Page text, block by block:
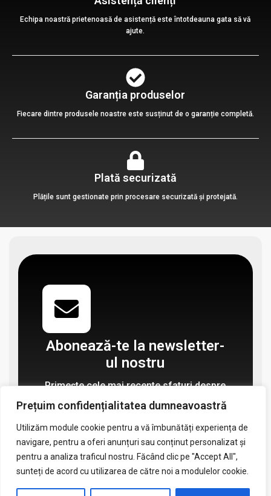
Prețuim confidențialitatea dumneavoastră
Utilizăm module cookie pentru a vă îmbunătăți experiența de
navigare, pentru a oferi anunțuri sau conținut personalizat și
pentru a analiza traficul nostru. Făcând clic pe "Accept All",
sunteți de acord cu utilizarea de către noi a modulelor cookie.
Echipa noastră prietenoasă de asistență este întotdeauna gata să vă
ajute.
Garanția produselor
Fiecare dintre produsele noastre este susținut de o garanție completă.
Plată securizată
Plățile sunt gestionate prin procesare securizată și protejată.
Abonează-te la newsletter-
ul nostru
Primește cele mai recente sfaturi despre
sănătate, știri și oferte speciale pe care
nu vrei să le ratezi.
Abonează-te la newsletter